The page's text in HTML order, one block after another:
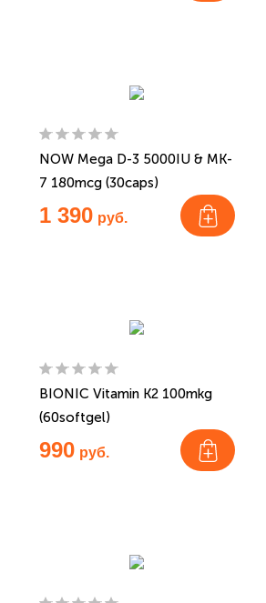
NOW Mega D-3 5000IU & MK-
7 180mcg (30caps)
1 390 руб.
BIONIC Vitamin K2 100mkg
(60softgel)
990 руб.